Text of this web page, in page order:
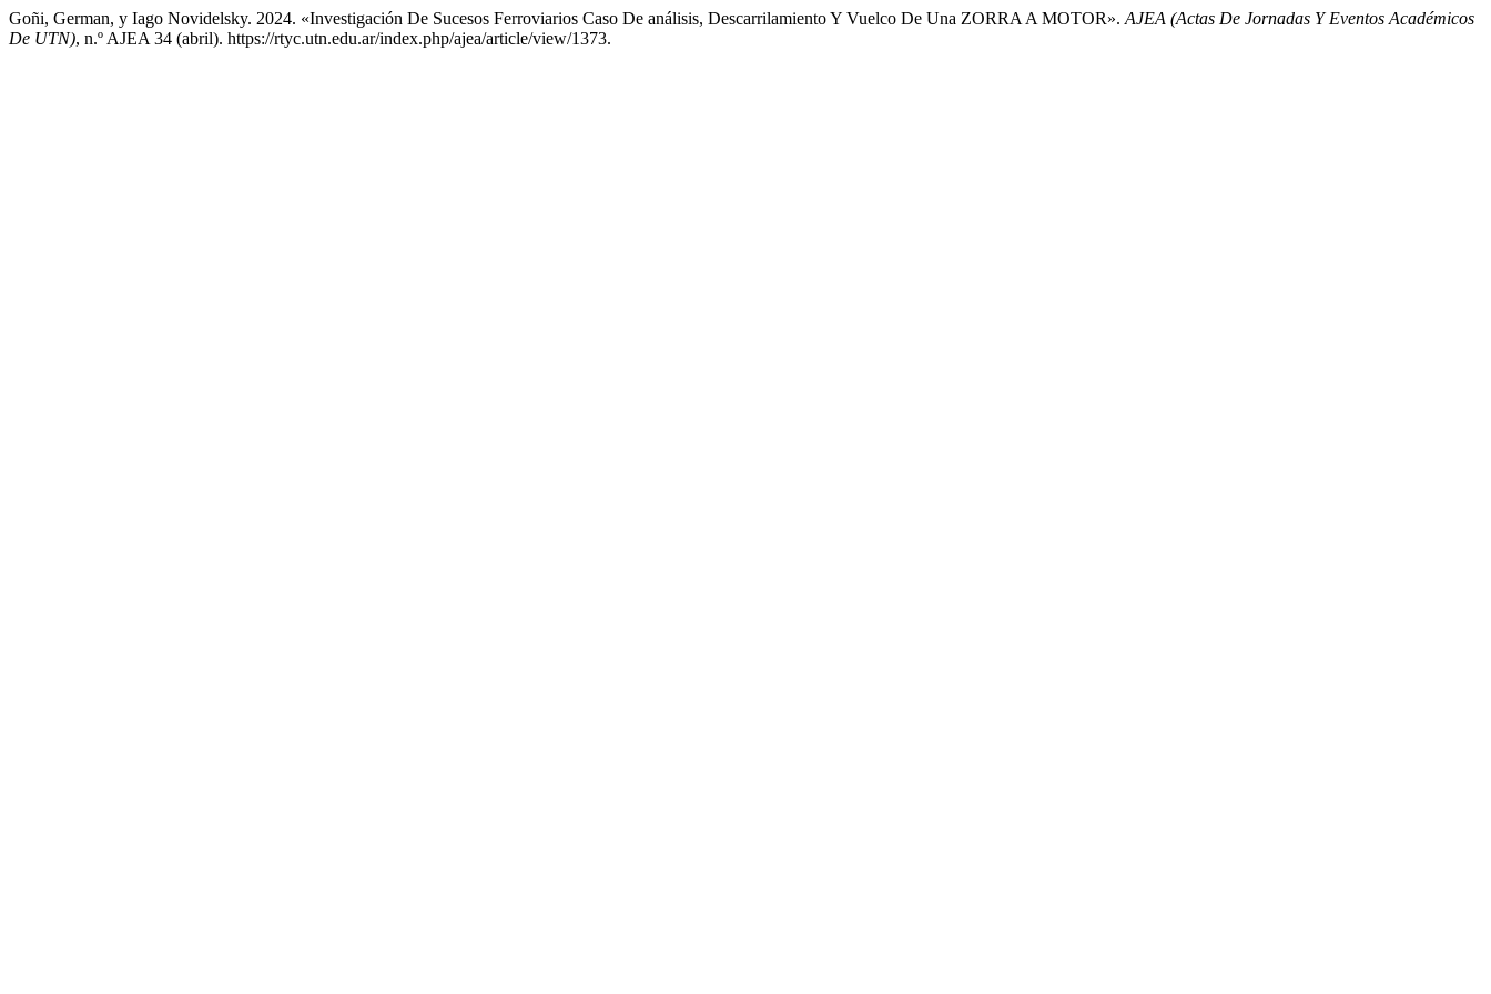
Goñi, German, y Iago Novidelsky. 2024. «Investigación De Sucesos Ferroviarios Caso De análisis, Descarrilamiento Y Vuelco De Una ZORRA A MOTOR». AJEA (Actas De Jornadas Y Eventos Académicos
De UTN), n.º AJEA 34 (abril). https://rtyc.utn.edu.ar/index.php/ajea/article/view/1373.